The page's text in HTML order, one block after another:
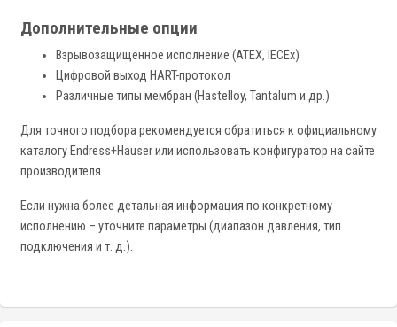
Дополнительные опции
Взрывозащищенное исполнение (ATEX, IECEx)
Цифровой выход HART-протокол
Различные типы мембран (Hastelloy, Tantalum и др.)
Для точного подбора рекомендуется обратиться к официальному
каталогу Endress+Hauser или использовать конфигуратор на сайте
производителя.
Если нужна более детальная информация по конкретному
исполнению – уточните параметры (диапазон давления, тип
подключения и т. д.).